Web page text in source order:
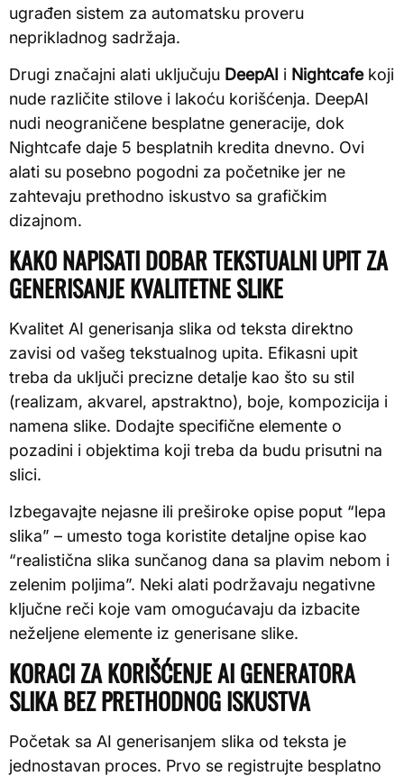
ugrađen sistem za automatsku proveru
neprikladnog sadržaja.
Drugi značajni alati uključuju DeepAI i Nightcafekoji
nude različite stilove i lakoću korišćenja. DeepAI
nudi neograničene besplatne generacije, dok
Nightcafe daje 5 besplatnih kredita dnevno. Ovi
alati su posebno pogodni za početnike jer ne
zahtevaju prethodno iskustvo sa grafičkim
dizajnom.
KAKO NAPISATI DOBAR TEKSTUALNI UPIT ZA
GENERISANJE KVALITETNE SLIKE
Kvalitet AI generisanja slika od teksta direktno
zavisi od vašeg tekstualnog upita. Efikasni upit
treba da uključi precizne detalje kao što su stil
(realizam, akvarel, apstraktno), boje, kompozicija i
namena slike. Dodajte specifične elemente o
pozadini i objektima koji treba da budu prisutni na
slici.
Izbegavajte nejasne ili preširoke opise poput “lepa
slika” – umesto toga koristite detaljne opise kao
“realistična slika sunčanog dana sa plavim nebom i
zelenim poljima”. Neki alati podržavaju negativne
ključne reči koje vam omogućavaju da izbacite
neželjene elemente iz generisane slike.
KORACI ZA KORIŠĆENJE AI GENERATORA
SLIKA BEZ PRETHODNOG ISKUSTVA
Početak sa AI generisanjem slika od teksta je
jednostavan proces. Prvo se registrujte besplatno